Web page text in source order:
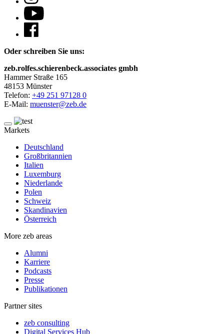
Oder schreiben Sie uns:
zeb.rolfes.schierenbeck.associates gmbh
Hammer Straße 165
48153 Münster
Telefon: +49 251 97128 0
E-Mail: muenster@zeb.de
Markets
Deutschland
Großbritannien
Italien
Luxemburg
Niederlande
Polen
Schweiz
Skandinavien
Österreich
More zeb areas
Alumni
Karriere
Podcasts
Presse
Publikationen
Partner sites
zeb consulting
Digital Services Hub